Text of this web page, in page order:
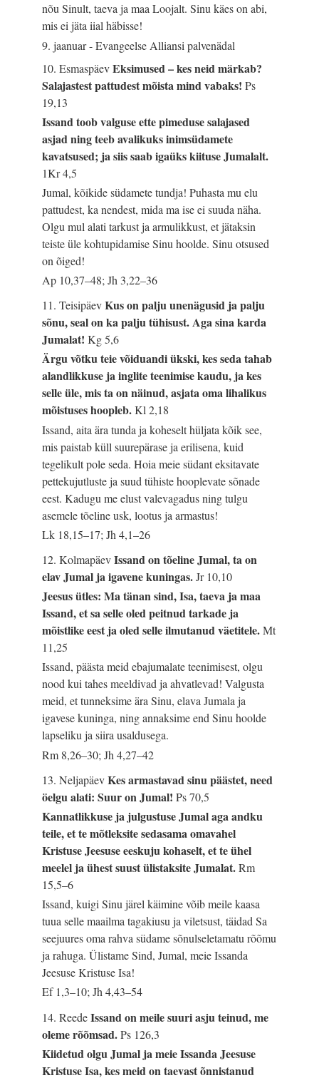
nõu Sinult, taeva ja maa Loojalt. Sinu käes on abi,
mis ei jäta iial häbisse!
9. jaanuar - Evangeelse Alliansi palvenädal
10. EsmaspäevEksimused – kes neid märkab?
Salajastest pattudest mõista mind vabaks!Ps
19,13
Issand toob valguse ette pimeduse salajased
asjad ning teeb avalikuks inimsüdamete
kavatsused; ja siis saab igaüks kiituse Jumalalt.
1Kr 4,5
Jumal, kõikide südamete tundja! Puhasta mu elu
pattudest, ka nendest, mida ma ise ei suuda näha.
Olgu mul alati tarkust ja armulikkust, et jätaksin
teiste üle kohtupidamise Sinu hoolde. Sinu otsused
on õiged!
Ap 10,37–48; Jh 3,22–36
11. TeisipäevKus on palju unenägusid ja palju
sõnu, seal on ka palju tühisust. Aga sina karda
Jumalat!Kg 5,6
Ärgu võtku teie võiduandi ükski, kes seda tahab
alandlikkuse ja inglite teenimise kaudu, ja kes
selle üle, mis ta on näinud, asjata oma lihalikus
mõistuses hoopleb.Kl 2,18
Issand, aita ära tunda ja koheselt hüljata kõik see,
mis paistab küll suurepärase ja erilisena, kuid
tegelikult pole seda. Hoia meie südant eksitavate
pettekujutluste ja suud tühiste hooplevate sõnade
eest. Kadugu me elust valevagadus ning tulgu
asemele tõeline usk, lootus ja armastus!
Lk 18,15–17; Jh 4,1–26
12. KolmapäevIssand on tõeline Jumal, ta on
elav Jumal ja igavene kuningas.Jr 10,10
Jeesus ütles: Ma tänan sind, Isa, taeva ja maa
Issand, et sa selle oled peitnud tarkade ja
mõistlike eest ja oled selle ilmutanud väetitele.Mt
11,25
Issand, päästa meid ebajumalate teenimisest, olgu
nood kui tahes meeldivad ja ahvatlevad! Valgusta
meid, et tunneksime ära Sinu, elava Jumala ja
igavese kuninga, ning annaksime end Sinu hoolde
lapseliku ja siira usaldusega.
Rm 8,26–30; Jh 4,27–42
13. NeljapäevKes armastavad sinu päästet, need
öelgu alati: Suur on Jumal!Ps 70,5
Kannatlikkuse ja julgustuse Jumal aga andku
teile, et te mõtleksite sedasama omavahel
Kristuse Jeesuse eeskuju kohaselt, et te ühel
meelel ja ühest suust ülistaksite Jumalat.Rm
15,5–6
Issand, kuigi Sinu järel käimine võib meile kaasa
tuua selle maailma tagakiusu ja viletsust, täidad Sa
seejuures oma rahva südame sõnulseletamatu rõõmu
ja rahuga. Ülistame Sind, Jumal, meie Issanda
Jeesuse Kristuse Isa!
Ef 1,3–10; Jh 4,43–54
14. ReedeIssand on meile suuri asju teinud, me
oleme rõõmsad.Ps 126,3
Kiidetud olgu Jumal ja meie Issanda Jeesuse
Kristuse Isa, kes meid on taevast õnnistanud